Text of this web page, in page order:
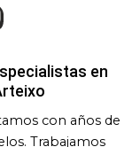
en
con años de
Trabajamos